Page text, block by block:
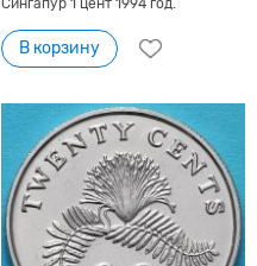
Сингапур 1 цент 1994 год.
В корзину